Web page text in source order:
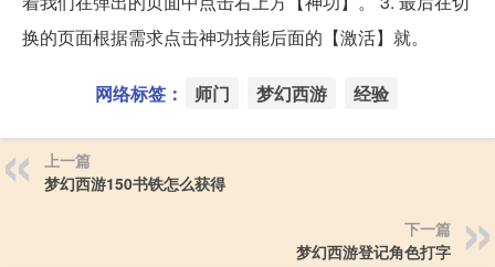
换的页面根据需求点击神功技能后面的【激活】就。
网络标签： 师门 梦幻西游 经验
上一篇
梦幻西游150书铁怎么获得
下一篇
梦幻西游登记角色打字